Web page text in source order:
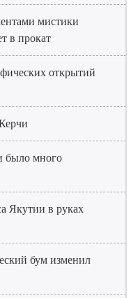
мистики
в прокат
открытий
было много
Якутии в руках
бум изменил